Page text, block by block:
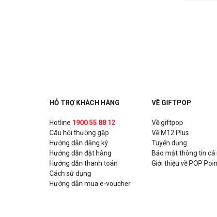
HỖ TRỢ KHÁCH HÀNG
Hotline 1900 55 88 12
Câu hỏi thường gặp
Hướng dẫn đăng ký
Hướng dẫn đặt hàng
Hướng dẫn thanh toán
Cách sử dụng
Hướng dẫn mua e-voucher
VỀ GIFTPOP
Về giftpop
Về M12 Plus
Tuyển dụng
Bảo mật thông tin cá
Giới thiệu về POP